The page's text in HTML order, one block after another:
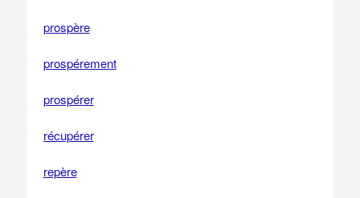
prospère
prospérement
prospérer
récupérer
repère